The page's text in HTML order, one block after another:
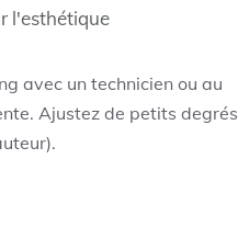
l'esthétique
avec un technicien ou au
Ajustez de petits degrés